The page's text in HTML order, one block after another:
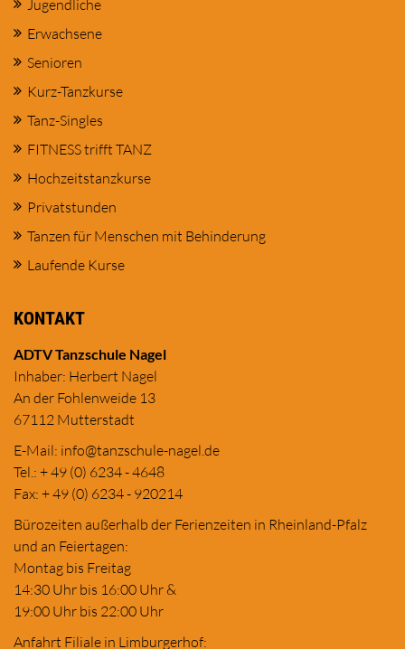
Jugendliche
Erwachsene
Senioren
Kurz-Tanzkurse
Tanz-Singles
FITNESS trifft TANZ
Hochzeitstanzkurse
Privatstunden
Tanzen für Menschen mit Behinderung
Laufende Kurse
KONTAKT
ADTV Tanzschule Nagel
Inhaber: Herbert Nagel
An der Fohlenweide 13
67112 Mutterstadt
E-Mail: info@tanzschule-nagel.de
Tel.: + 49 (0) 6234 - 4648
Fax: + 49 (0) 6234 - 920214
Bürozeiten außerhalb der Ferienzeiten in Rheinland-Pfalz
und an Feiertagen:
Montag bis Freitag
14:30 Uhr bis 16:00 Uhr &
19:00 Uhr bis 22:00 Uhr
Anfahrt Filiale in Limburgerhof: